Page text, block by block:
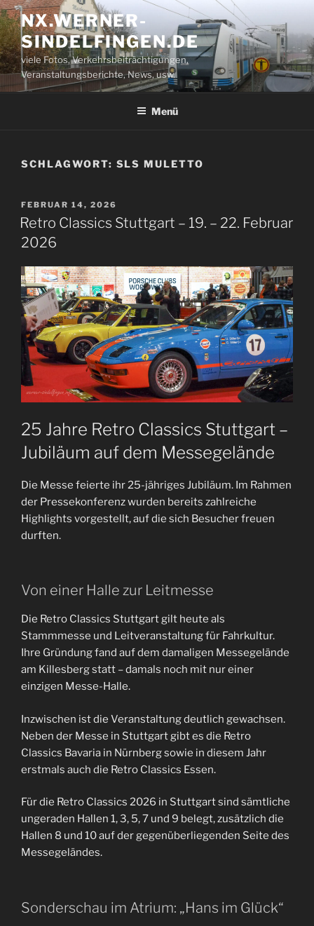
Zum
Inhalt
springen
NX.WERNER-
SINDELFINGEN.DE
viele Fotos, Verkehrsbeiträchtigungen,
Veranstaltungsberichte, News, usw.
Menü
SCHLAGWORT: SLS MULETTO
VERÖFFENTLICHT
AM
FEBRUAR 14, 2026
Retro Classics Stuttgart – 19. – 22. Februar
2026
25 Jahre Retro Classics Stuttgart –
Jubiläum auf dem Messegelände
Die Messe feierte ihr 25-jähriges Jubiläum. Im Rahmen
der Pressekonferenz wurden bereits zahlreiche
Highlights vorgestellt, auf die sich Besucher freuen
durften.
Von einer Halle zur Leitmesse
Die Retro Classics Stuttgart gilt heute als
Stammmesse und Leitveranstaltung für Fahrkultur.
Ihre Gründung fand auf dem damaligen Messegelände
am Killesberg statt – damals noch mit nur einer
einzigen Messe-Halle.
Inzwischen ist die Veranstaltung deutlich gewachsen.
Neben der Messe in Stuttgart gibt es die Retro
Classics Bavaria in Nürnberg sowie in diesem Jahr
erstmals auch die Retro Classics Essen.
Für die Retro Classics 2026 in Stuttgart sind sämtliche
ungeraden Hallen 1, 3, 5, 7 und 9 belegt, zusätzlich die
Hallen 8 und 10 auf der gegenüberliegenden Seite des
Messegeländes.
Sonderschau im Atrium: „Hans im Glück“